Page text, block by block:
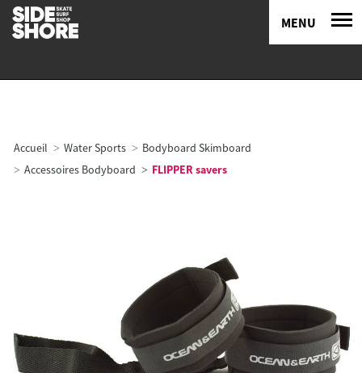
MENU
Accueil Water Sports
Bodyboard Skimboard
Accessoires Bodyboard
FLIPPER savers